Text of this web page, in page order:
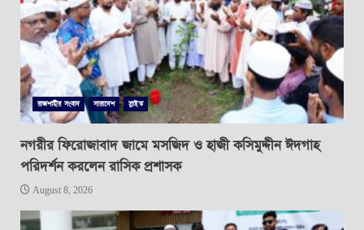
রাজশাহীর সংবাদ সারাদেশ স্লাইড
নগরীর ফিরোজাবাদ জামে মসজিদ ও হাজী কসিমুদ্দীন ঈদগাহ
পরিদর্শন করলেন রাসিক প্রশাসক
August 8, 2026